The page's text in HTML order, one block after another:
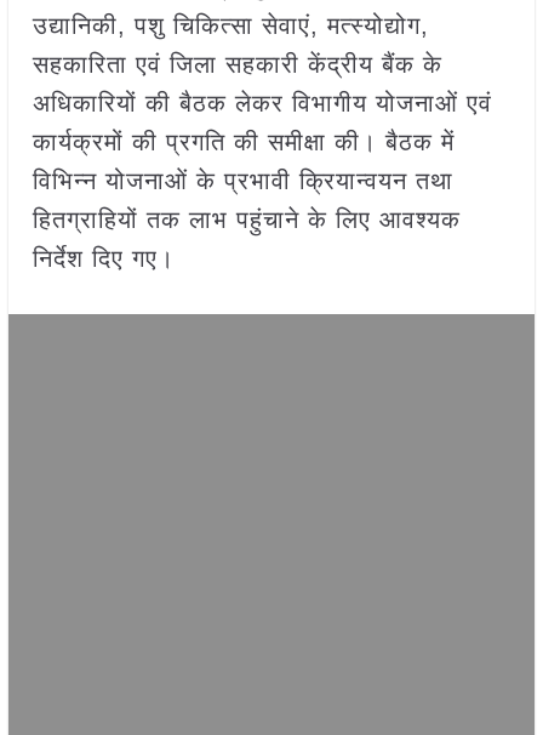
उद्यानिकी, पशु चिकित्सा सेवाएं, मत्स्योद्योग,
सहकारिता एवं जिला सहकारी केंद्रीय बैंक के
अधिकारियों की बैठक लेकर विभागीय योजनाओं एवं
कार्यक्रमों की प्रगति की समीक्षा की। बैठक में
विभिन्न योजनाओं के प्रभावी क्रियान्वयन तथा
हितग्राहियों तक लाभ पहुंचाने के लिए आवश्यक
निर्देश दिए गए।